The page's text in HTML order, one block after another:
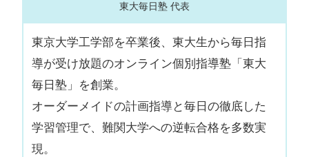
東大毎日塾 代表
東京大学工学部を卒業後、東大生から毎日指
導が受け放題のオンライン個別指導塾「東大
毎日塾」を創業。
オーダーメイドの計画指導と毎日の徹底した
学習管理で、難関大学への逆転合格を多数実
現。